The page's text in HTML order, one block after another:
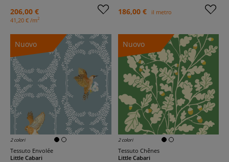
206,00 €
41,20 € /m2
186,00 € il metro
Nuovo
2 colori
Tessuto Envolée
Little Cabari
Nuovo
2 colori
Tessuto Chênes
Little Cabari